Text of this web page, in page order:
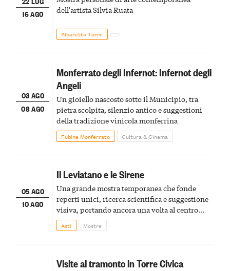
16 AGO
dell'artista Silvia Ruata
Albaretto Torre
03 AGO
08 AGO
Monferrato degli Infernot: Infernot degli
Angeli
Un gioiello nascosto sotto il Municipio, tra
pietra scolpita, silenzio antico e suggestioni
della tradizione vinicola monferrina
Fubine Monferrato Cultura & Cinema
05 AGO
10 AGO
Il Leviatano e le Sirene
Una grande mostra temporanea che fonde
reperti unici, ricerca scientifica e suggestione
visiva, portando ancora una volta al centro
della scena le meraviglie del passato astigiano
Asti Mostre
Visite al tramonto in Torre Civica